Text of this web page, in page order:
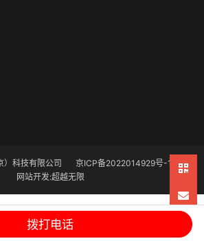
科技有限公司
京ICP备2022014929号-1
网站开发:超越无限
拨打电话